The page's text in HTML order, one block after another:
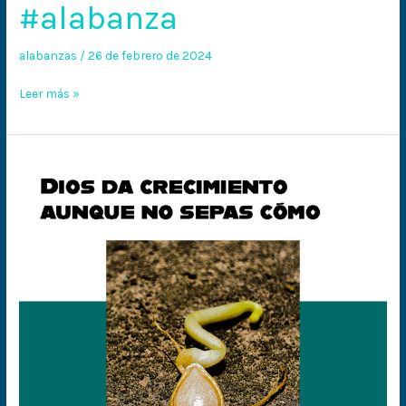
#alabanza
alabanzas /26 de febrero de 2024
el
desierto
#alabanza
Leer más »
creciendo